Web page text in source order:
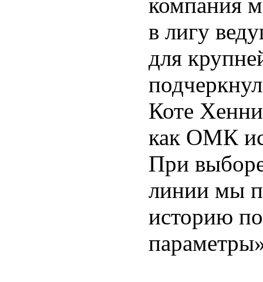
в лигу
для
Коте
как ОМК
При
линии мы
историю